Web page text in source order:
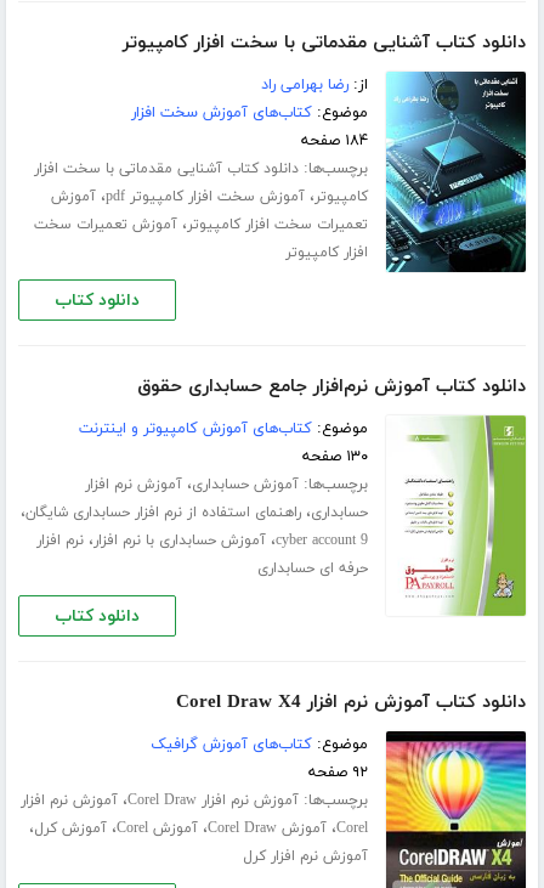
دانلود کتاب آشنایی مقدماتی با سخت افزار کامپیوتر
از:رضا بهرامی راد
موضوع:کتاب‌های آموزش سخت افزار
۱۸۴ صفحه
برچسب‌ها:دانلود کتاب آشنایی مقدماتی با سخت افزار
کامپیوتر،آموزش سخت افزار کامپیوتر pdf ،آموزش
تعمیرات سخت افزار کامپیوتر،آموزش تعمیرات سخت
افزار کامپیوتر
دانلود کتاب
دانلود کتاب آموزش نرم‌افزار جامع حسابداری حقوق
موضوع:کتاب‌های آموزش کامپیوتر و اینترنت
۱۳۰ صفحه
برچسب‌ها:آموزش حسابداری،آموزش نرم افزار
حسابداری،راهنمای استفاده از نرم افزار حسابداری شایگان،
cyber account 9،آموزش حسابداری با نرم افزار،نرم افزار
حرفه ای حسابداری
دانلود کتاب
دانلود کتاب آموزش نرم افزار Corel Draw X4
موضوع:کتاب‌های آموزش گرافیک
۹۲ صفحه
برچسب‌ها:آموزش نرم افزار Corel Draw ،آموزش نرم افزار
Corel،آموزش Corel Draw ،آموزش Corel ،آموزش کرل،
آموزش نرم افزار کرل